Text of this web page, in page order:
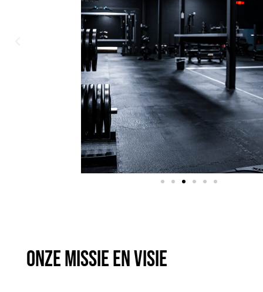
Onze missie en visie